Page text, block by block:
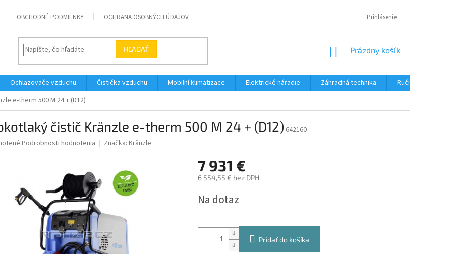
OBCHODNÉ PODMIENKY OCHRANA OSOBNÝCH ÚDAJOV Prihlásenie
HĽADAŤ
NÁKUPNÝ
Prázdny košík
Ochlazovače vzduchu Čistička vzduchu Mobilní klimatizace Elektrické náradie Záhradná technika
Ručné náradie
e-therm 500 M 24 + (D12)
čistič Kränzle e-therm 500 M 24 + (D12) 642160
Podrobnosti hodnotenia Značka: Kränzle
7 931 €
6 554,55 € bez DPH
cena:
Na dotaz
Pridať do košíka